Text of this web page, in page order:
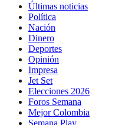
Últimas noticias
Política
Nación
Dinero
Deportes
Opinión
Impresa
Jet Set
Elecciones 2026
Foros Semana
Mejor Colombia
Semana Play